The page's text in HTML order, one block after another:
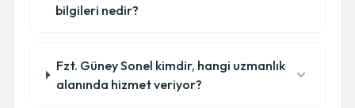
bilgileri nedir?
Fzt. Güney Sonel kimdir, hangi uzmanlık
alanında hizmet veriyor?